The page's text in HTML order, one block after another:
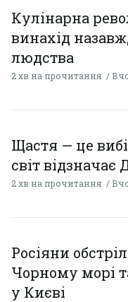
Кулінарна
винахід
людства
2 хв на прочитання
Щастя — це
світ відзначає
2 хв на прочитання
Росіяни
Чорному морі
у Києві